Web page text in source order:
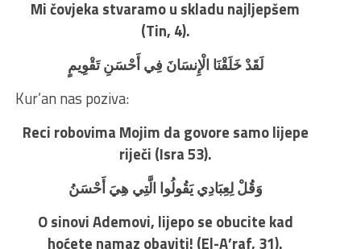
Mi čovjeka stvaramo u skladu najljepšem
(Tin, 4).
لَقَدْ خَلَقْنَا الْإِنسَانَ فِي أَحْسَنِ تَقْوِيمٍ
Kur’an nas poziva:
Reci robovima Mojim da govore samo lijepe
riječi (Isra 53).
وَقُلْ لِعِبَادِي يَقُولُوا الَّتِي هِيَ أَحْسَنُ
O sinovi Ademovi, lijepo se obucite kad
hoćete namaz obaviti! (El-A’raf, 31).